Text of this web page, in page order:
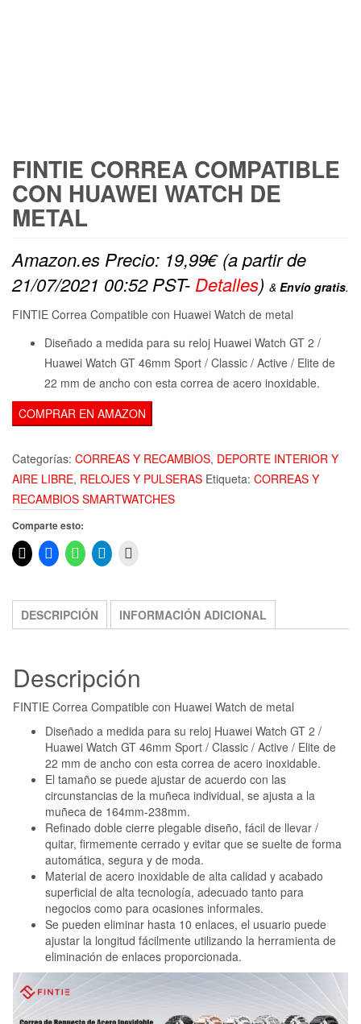
FINTIE CORREA COMPATIBLE
CON HUAWEI WATCH DE
METAL
Amazon.es Precio: 19,99€(a partir de
21/07/2021 00:52 PST- Detalles) & Envío gratis.
FINTIE Correa Compatible con Huawei Watch de metal
Diseñado a medida para su reloj Huawei Watch GT 2 /
Huawei Watch GT 46mm Sport / Classic / Active / Elite de
22 mm de ancho con esta correa de acero inoxidable.
COMPRAR EN AMAZON
Categorías: CORREAS Y RECAMBIOS, DEPORTE INTERIOR Y
AIRE LIBRE, RELOJES Y PULSERAS Etiqueta: CORREAS Y
RECAMBIOS SMARTWATCHES
Comparte esto:
DESCRIPCIÓN INFORMACIÓN ADICIONAL
Descripción
FINTIE Correa Compatible con Huawei Watch de metal
Diseñado a medida para su reloj Huawei Watch GT 2 /
Huawei Watch GT 46mm Sport / Classic / Active / Elite de
22 mm de ancho con esta correa de acero inoxidable.
El tamaño se puede ajustar de acuerdo con las
circunstancias de la muñeca individual, se ajusta a la
muñeca de 164mm-238mm.
Refinado doble cierre plegable diseño, fácil de llevar /
quitar, firmemente cerrado y evitar que se suelte de forma
automática, segura y de moda.
Material de acero inoxidable de alta calidad y acabado
superficial de alta tecnología, adecuado tanto para
negocios como para ocasiones informales.
Se pueden eliminar hasta 10 enlaces, el usuario puede
ajustar la longitud fácilmente utilizando la herramienta de
eliminación de enlaces proporcionada.